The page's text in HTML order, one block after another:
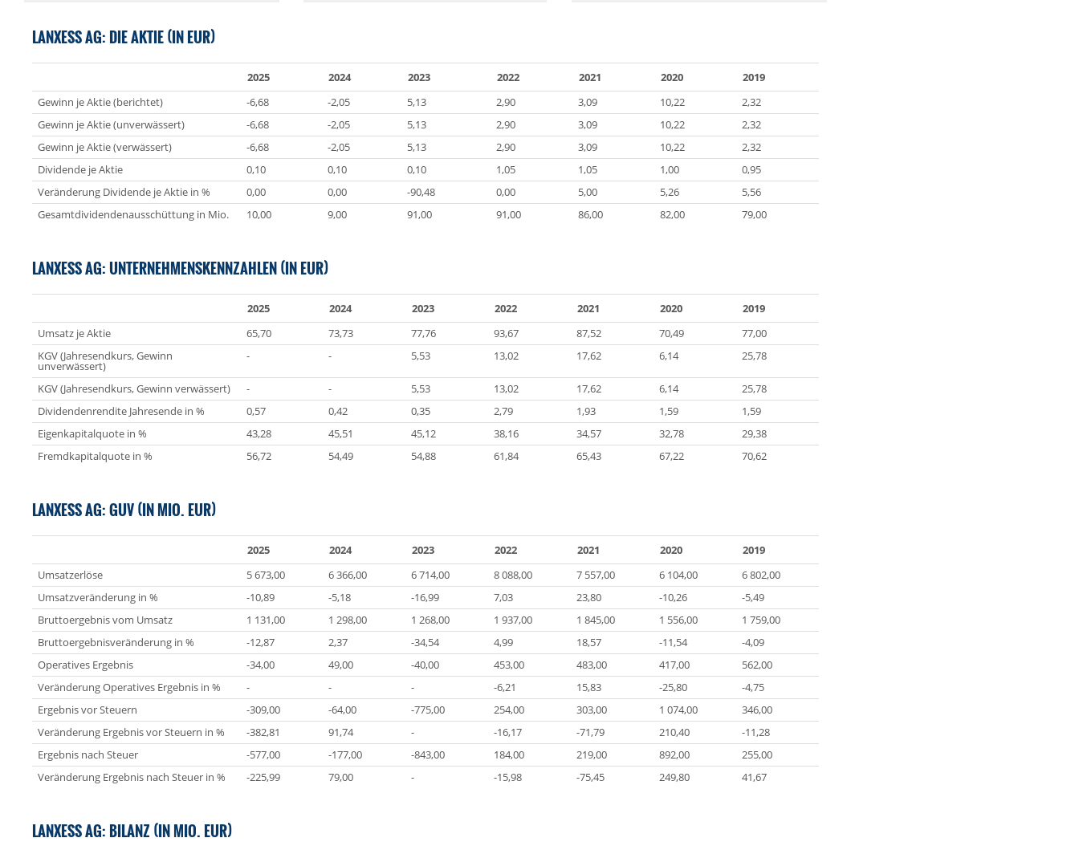
LANXESS AG: DIE AKTIE (IN EUR)
2025 2024 2023 2022 2021 2020
2019
Gewinn je Aktie (berichtet)
-6,68 -2,05 5,13 2,90 3,09 10,22
2,32
Gewinn je Aktie (unverwässert)
-6,68 -2,05 5,13 2,90 3,09 10,22
2,32
Gewinn je Aktie (verwässert)
-6,68 -2,05 5,13 2,90 3,09 10,22
2,32
Dividende je Aktie
0,10 0,10 0,10 1,05 1,05 1,00
0,95
Veränderung Dividende je Aktie in %
0,00 0,00 -90,48 0,00 5,00 5,26
5,56
Gesamtdividendenausschüttung in Mio.
10,00 9,00 91,00 91,00 86,00 82,00 79,00
LANXESS AG: UNTERNEHMENSKENNZAHLEN (IN EUR)
2025 2024 2023 2022 2021 2020
2019
Umsatz je Aktie
65,70 73,73 77,76 93,67 87,52 70,49
77,00
KGV (Jahresendkurs, Gewinn
unverwässert)
- - 5,53 13,02 17,62 6,14 25,78
KGV (Jahresendkurs, Gewinn verwässert) - - 5,53 13,02 17,62 6,14
25,78
Dividendenrendite Jahresende in %
0,57 0,42 0,35 2,79 1,93 1,59
1,59
Eigenkapitalquote in %
43,28 45,51 45,12 38,16 34,57 32,78
29,38
Fremdkapitalquote in %
56,72 54,49 54,88 61,84 65,43 67,22 70,62
LANXESS AG: GUV (IN MIO. EUR)
2025 2024 2023 2022 2021 2020
2019
Umsatzerlöse
5 673,00 6 366,00 6 714,00 8 088,00 7 557,00 6 104,00
6 802,00
Umsatzveränderung in %
-10,89 -5,18 -16,99 7,03 23,80 -10,26
-5,49
Bruttoergebnis vom Umsatz
1 131,00 1 298,00 1 268,00 1 937,00 1 845,00 1 556,00
1 759,00
Bruttoergebnisveränderung in %
-12,87 2,37 -34,54 4,99 18,57 -11,54
-4,09
Operatives Ergebnis
-34,00 49,00 -40,00 453,00 483,00 417,00
562,00
Veränderung Operatives Ergebnis in %
- - - -6,21 15,83 -25,80
-4,75
Ergebnis vor Steuern
-309,00 -64,00 -775,00 254,00 303,00 1 074,00
346,00
Veränderung Ergebnis vor Steuern in %
-382,81 91,74 - -16,17 -71,79 210,40
-11,28
Ergebnis nach Steuer
-577,00 -177,00 -843,00 184,00 219,00 892,00
255,00
Veränderung Ergebnis nach Steuer in %
-225,99 79,00 - -15,98 -75,45 249,80 41,67
LANXESS AG: BILANZ (IN MIO. EUR)